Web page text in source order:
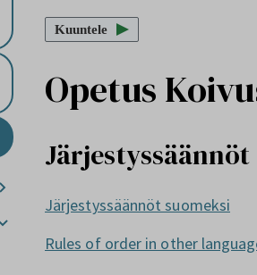
Kuuntele
Opetus
Järjestyssäännöt
Järjestyssäännöt suomeksi
Rules of order in other